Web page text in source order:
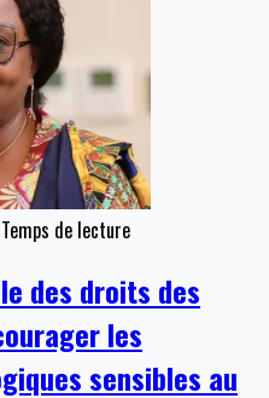
de lecture
des droits des
les
sensibles au